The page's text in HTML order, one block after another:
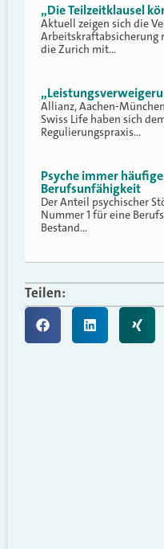
„Die Teilzeitklausel
Aktuell zeigen sich die
Arbeitskraftabsicherung
die Zurich mit…
Allianz, Aachen-
Swiss Life haben sich
Regulierungspraxis…
Psyche immer
Berufsunfähigkeit
Der Anteil psychischer
Nummer 1 für eine
Bestand…
Teilen: